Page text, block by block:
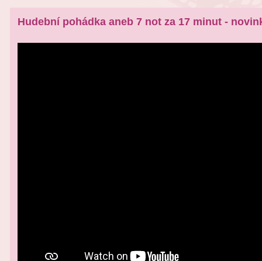
Hudební pohádka aneb 7 not za 17 minut -